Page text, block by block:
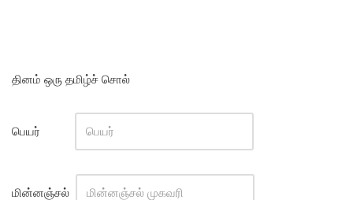
தினம் ஒரு தமிழ்ச் சொல்
பெயர்
மின்னஞ்சல்